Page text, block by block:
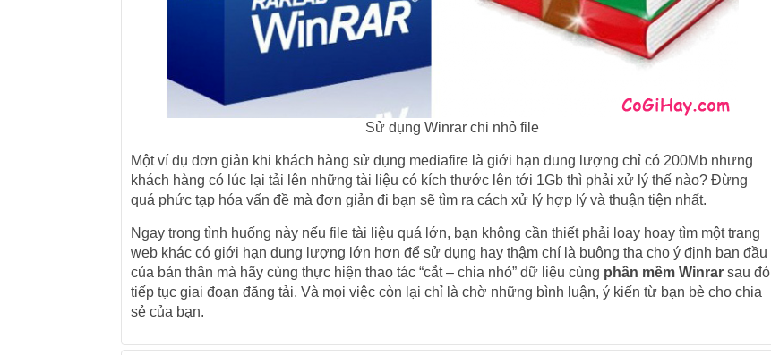
Sử dụng Winrar chi nhỏ file
Một ví dụ đơn giản khi khách hàng sử dụng mediafire là giới hạn dung lượng chỉ có 200Mb nhưng
khách hàng có lúc lại tải lên những tài liệu có kích thước lên tới 1Gb thì phải xử lý thế nào? Đừng
quá phức tạp hóa vấn đề mà đơn giản đi bạn sẽ tìm ra cách xử lý hợp lý và thuận tiện nhất.
Ngay trong tình huống này nếu file tài liệu quá lớn, bạn không cần thiết phải loay hoay tìm một trang
web khác có giới hạn dung lượng lớn hơn để sử dụng hay thậm chí là buông tha cho ý định ban đầu
của bản thân mà hãy cùng thực hiện thao tác “cắt – chia nhỏ” dữ liệu cùng phần mềm Winrarsau đó
tiếp tục giai đoạn đăng tải. Và mọi việc còn lại chỉ là chờ những bình luận, ý kiến từ bạn bè cho chia
sẻ của bạn.